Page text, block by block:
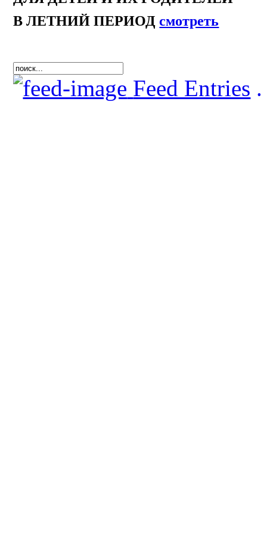
В ЛЕТНИЙ ПЕРИОДсмотреть
Feed Entries .